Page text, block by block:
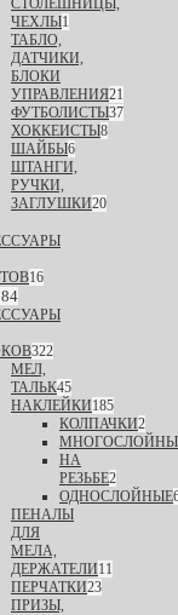
СТОЛЕШНИЦЫ,
ЧЕХЛЫ1
ТАБЛО,
ДАТЧИКИ,
БЛОКИ
УПРАВЛЕНИЯ21
ФУТБОЛИСТЫ37
ХОККЕИСТЫ8
ШАЙБЫ6
ШТАНГИ,
РУЧКИ,
ЗАГЛУШКИ20
16
322
МЕЛ,
ТАЛЬК45
НАКЛЕЙКИ185
КОЛПАЧКИ2
НА
РЕЗЬБЕ2
ОДНОСЛОЙНЫЕ
ПЕНАЛЫ
ДЛЯ
МЕЛА,
ДЕРЖАТЕЛИ11
ПЕРЧАТКИ23
ПРИЗЫ,